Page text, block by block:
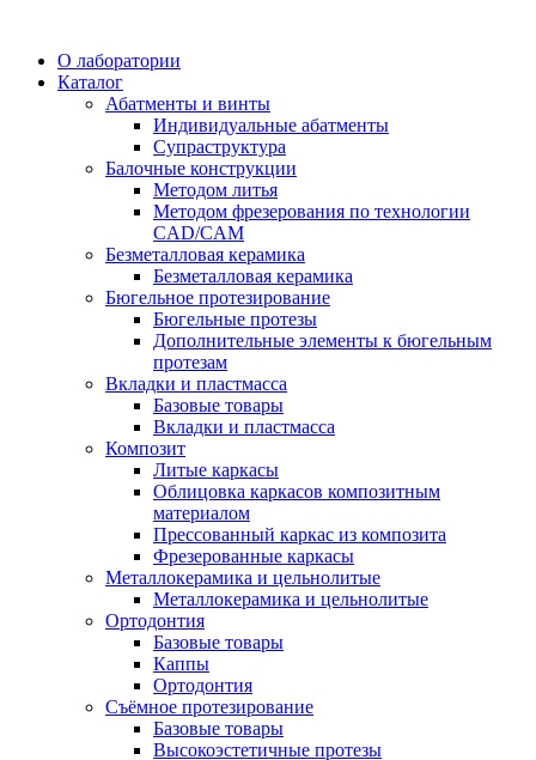
О лаборатории
Каталог
Абатменты и винты
Индивидуальные абатменты
Супраструктура
Балочные конструкции
Методом литья
Методом фрезерования по технологии
CAD/CAM
Безметалловая керамика
Безметалловая керамика
Бюгельное протезирование
Бюгельные протезы
Дополнительные элементы к бюгельным
протезам
Вкладки и пластмасса
Базовые товары
Вкладки и пластмасса
Композит
Литые каркасы
Облицовка каркасов композитным
материалом
Прессованный каркас из композита
Фрезерованные каркасы
Металлокерамика и цельнолитые
Металлокерамика и цельнолитые
Ортодонтия
Базовые товары
Каппы
Ортодонтия
Съёмное протезирование
Базовые товары
Высокоэстетичные протезы